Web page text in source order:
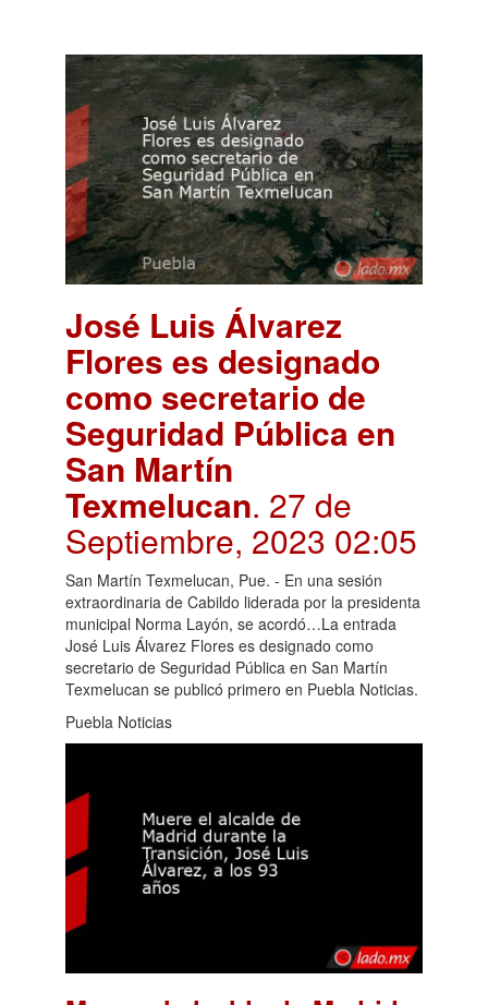
José Luis Álvarez
Flores es designado
como secretario de
Seguridad Pública en
San Martín
Texmelucan. 27 de
Septiembre, 2023 02:05
San Martín Texmelucan, Pue. - En una sesión
extraordinaria de Cabildo liderada por la presidenta
municipal Norma Layón, se acordó…La entrada
José Luis Álvarez Flores es designado como
secretario de Seguridad Pública en San Martín
Texmelucan se publicó primero en Puebla Noticias.
Puebla Noticias